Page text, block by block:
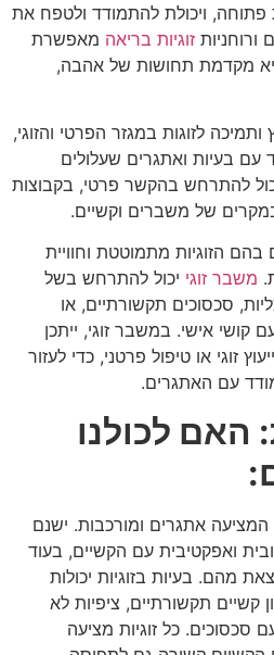
ויכולת להתמודד ולטפח את
ורוחניות זוגיות בריאה מאפשרת
מקדמת תחושות של אהבה,
ותמיכה לזוגות במגזר הפרטי והזוגי,
בעיות ואתגרים שעלולים
להתרחש בהקשר פרטי, בקבוצות
של משברים וקשיים.
הזוגיות מתמוטטת וחוויית
משבר זוגי יכול להתרחש בשל
סכסוכים תקשורתיים, או
אישי. במשבר זוגי, ייתכן
זוגי או טיפול פרטני, כדי לעזור
עם האתגרים.
האם לכולנו
:
אתגרים ומורכבות. ישנם
ואפקטיבית עם הקשיים, בעוד
מהם. בעיות בזוגיות יכולות
קשיים תקשורתיים, ציפיות לא
סכסוכים. כל זוגיות מציעה